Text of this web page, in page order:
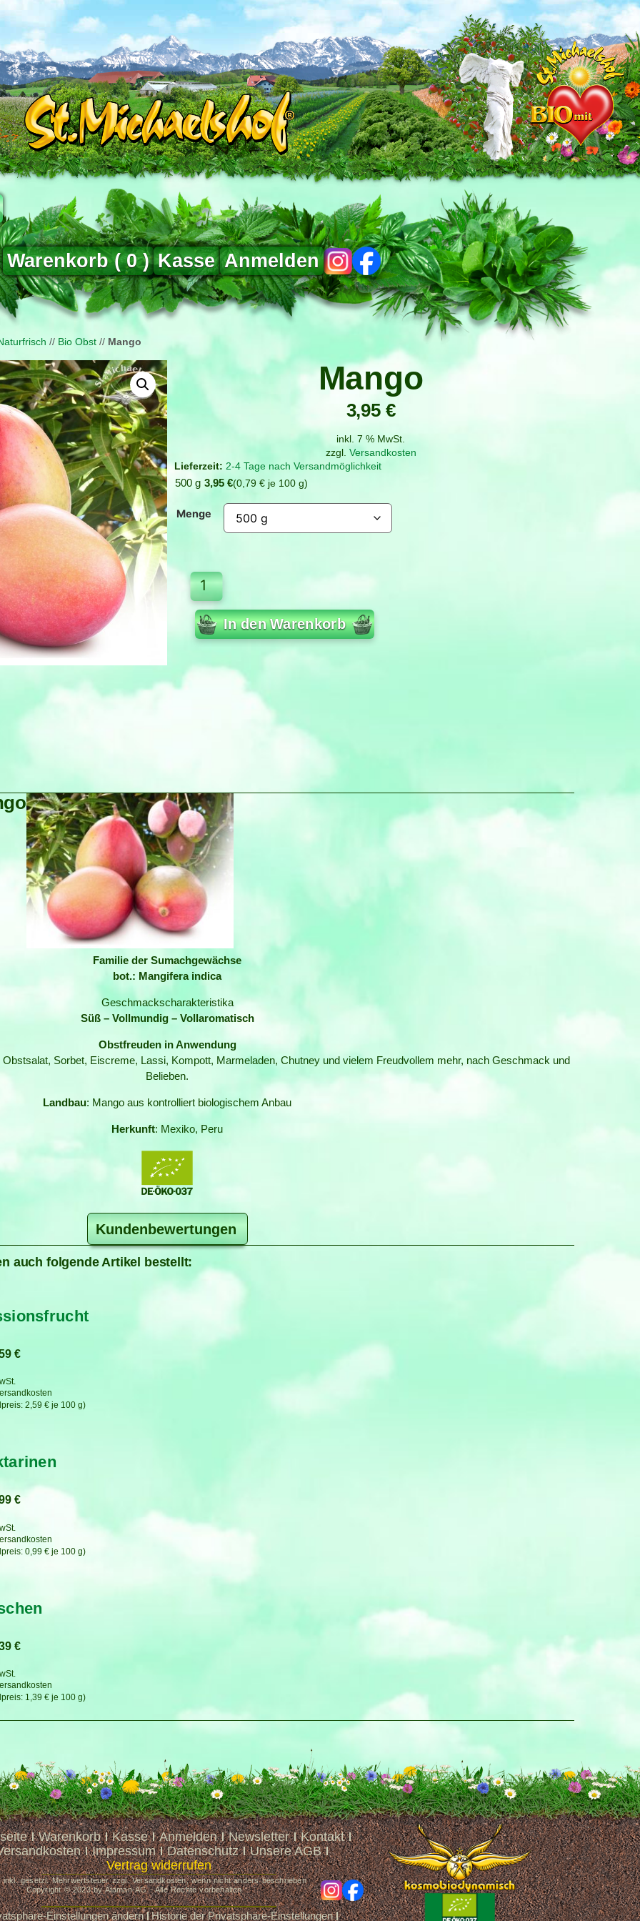
Warenkorb (0) Kasse
ig fb
Anmelden
// Bio Obst // Mango
Mango
3,95 €
inkl. 7 % MwSt.
zzgl. Versandkosten
2-4 Tage nach Versandmöglichkeit
500 g 3,95 € 0,79 €je 100 g
Menge
In den Warenkorb
Familie der Sumachgewächse
bot.: Mangifera indica
Geschmackscharakteristika
Süß – Vollmundig – Vollaromatisch
Obstfreuden in Anwendung
Sorbet, Eiscreme, Lassi, Kompott, Marmeladen, Chutney und vielem Freudvollem mehr, nach Geschmack und
Belieben.
Landbau: Mango aus kontrolliert biologischem Anbau
Herkunft: Mexiko, Peru
Kundenbewertungen
auch folgende Artikel bestellt:
€
2,59 € je 100 g
€
0,99 € je 100 g
€
1,39 € je 100 g
Warenkorb Kasse Anmelden Newsletter
Kontakt
Impressum Datenschutz
Unsere AGB
Vertrag widerrufen
inkl. gesetzl. Mehrwertsteuer zzgl. Versandkosten, wenn nicht anders beschrieben
Copyright © 2023 by Ataman-AG - Alle Rechte vorbehalten
igfb
Einstellungen ändern Historie der Privatsphäre-Einstellungen